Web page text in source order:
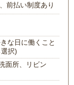
前払い制度あり
な日に働くこと
択)
面所、リビン